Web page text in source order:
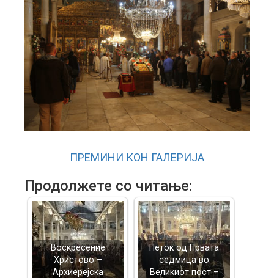
ПРЕМИНИ КОН ГАЛЕРИЈА
Продолжете со читање:
Воскресение
Христово –
Архиерејска
Петок од Првата
седмица во
Великиот пост –